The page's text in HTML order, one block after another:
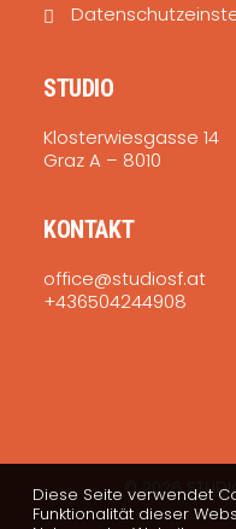
STUDIO
Klosterwiesgasse 14
Graz A – 8010
KONTAKT
office@studiosf.at
+436504244908
© 2026
Diese Seite verwendet
Funktionalität dieser